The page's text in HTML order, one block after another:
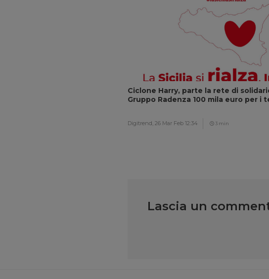
Ciclone Harry, parte la rete di
Gruppo Radenza 100 mila euro per i
Digitrend, 26 Mar Feb 12:34 3 min
Lascia un